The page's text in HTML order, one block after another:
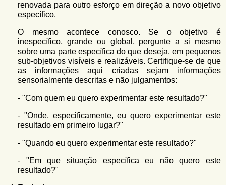
renovada para outro esforço em direção a novo objetivo
específico.
O mesmo acontece conosco. Se o objetivo é
inespecífico, grande ou global, pergunte a si mesmo
sobre uma parte específica do que deseja, em pequenos
sub-objetivos visíveis e realizáveis. Certifique-se de que
as informações aqui criadas sejam informações
sensorialmente descritas e não julgamentos:
- "Com quem eu quero experimentar este resultado?"
- "Onde, especificamente, eu quero experimentar este
resultado em primeiro lugar?"
- "Quando eu quero experimentar este resultado?"
- "Em que situação específica eu não quero este
resultado?"